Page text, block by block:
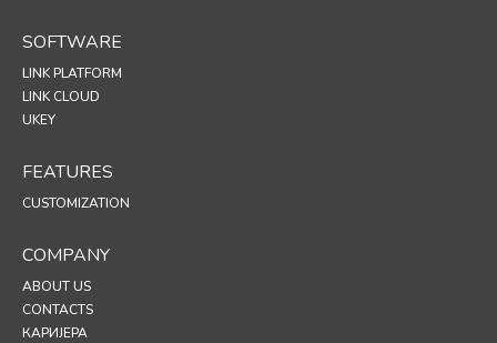
SOFTWARE
LINK PLATFORM
LINK CLOUD
UKEY
FEATURES
CUSTOMIZATION
COMPANY
ABOUT US
CONTACTS
КАРИЈЕРА